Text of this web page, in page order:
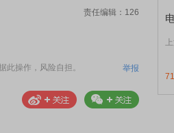
责任编辑：126
此操作，风险自担。 举报
71